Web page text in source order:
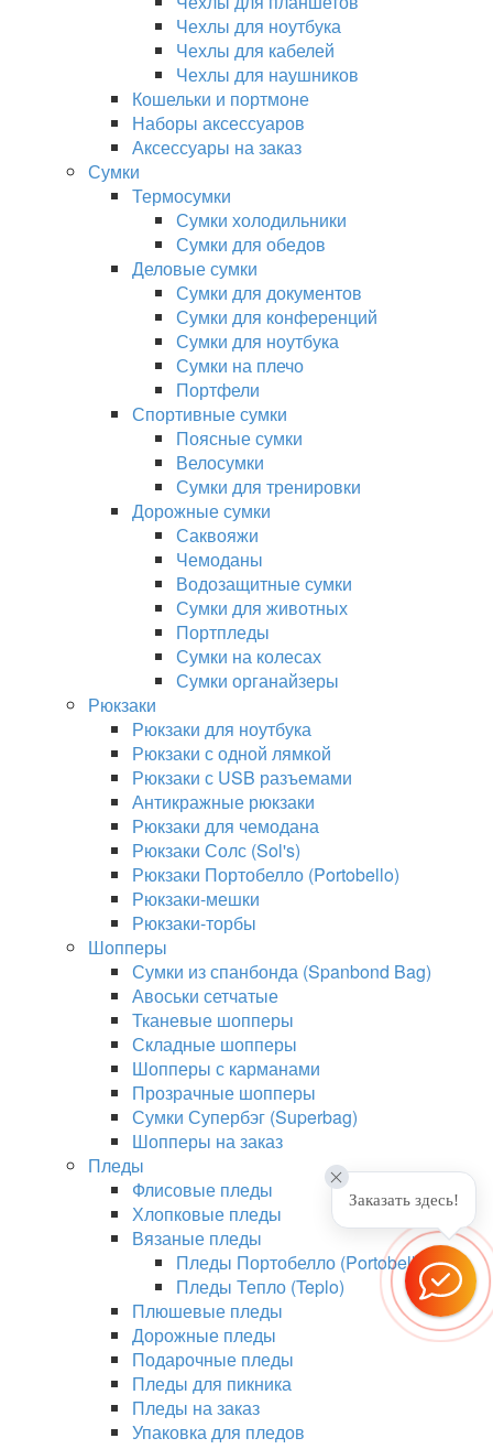
Чехлы для ноутбука
Чехлы для кабелей
Чехлы для наушников
Кошельки и портмоне
Наборы аксессуаров
Аксессуары на заказ
Сумки
Термосумки
Сумки холодильники
Сумки для обедов
Деловые сумки
Сумки для документов
Сумки для конференций
Сумки для ноутбука
Сумки на плечо
Портфели
Спортивные сумки
Поясные сумки
Велосумки
Сумки для тренировки
Дорожные сумки
Саквояжи
Чемоданы
Водозащитные сумки
Сумки для животных
Портпледы
Сумки на колесах
Сумки органайзеры
Рюкзаки
Рюкзаки для ноутбука
Рюкзаки с одной лямкой
Рюкзаки с USB разъемами
Антикражные рюкзаки
Рюкзаки для чемодана
Рюкзаки Солс (Sol's)
Рюкзаки Портобелло (Portobello)
Рюкзаки-мешки
Рюкзаки-торбы
Шопперы
Сумки из спанбонда (Spanbond Bag)
Авоськи сетчатые
Тканевые шопперы
Складные шопперы
Шопперы с карманами
Прозрачные шопперы
Сумки Супербэг (Superbag)
Шопперы на заказ
Пледы
Флисовые пледы
Хлопковые пледы
Вязаные пледы
Пледы Портобелло (Portobello)
Пледы Тепло (Teplo)
Плюшевые пледы
Дорожные пледы
Подарочные пледы
Пледы для пикника
Пледы на заказ
Упаковка для пледов
Заказать здесь!